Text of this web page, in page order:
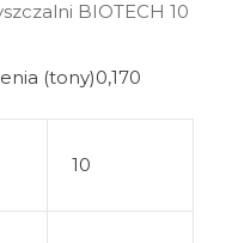
BIOTECH 10
(tony)0,170
10